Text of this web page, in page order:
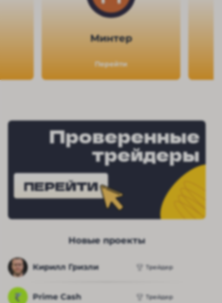
Минтер
Перейти
Проверенные
трейдеры
ПЕРЕЙТИ
Новые проекты
Кирилл Гризли Трейдер
Prime Cash Трейдер